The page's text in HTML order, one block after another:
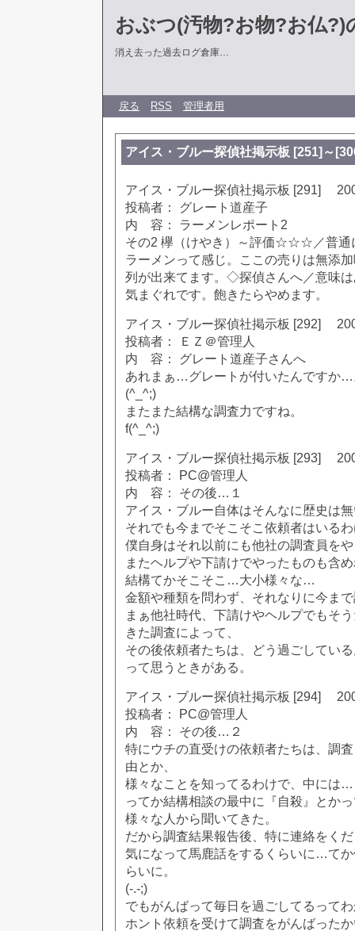
おぶつ(汚物?お物?お仏?)
消え去った過去ログ倉庫…
戻る RSS 管理者用
アイス・ブルー探偵社掲示板 [251]～
アイス・ブルー探偵社掲示板 [291]
投稿者： グレート道産子
内 容： ラーメンレポート2
その2 欅（けやき）～評価☆☆☆／普通
ラーメンって感じ。ここの売りは無添
列が出来てます。◇探偵さんへ／意味
気まぐれです。飽きたらやめます。
アイス・ブルー探偵社掲示板 [292]
投稿者： ＥＺ＠管理人
内 容： グレート道産子さんへ
あれまぁ…グレートが付いたんですか
(^_^;)
またまた結構な調査力ですね。
f(^_^;)
アイス・ブルー探偵社掲示板 [293]
投稿者： PC@管理人
内 容： その後…１
アイス・ブルー自体はそんなに歴史は
それでも今までそこそこ依頼者はいる
僕自身はそれ以前にも他社の調査員を
またヘルプや下請けでやったものも含
結構てかそこそこ…大小様々な…
金額や種類を問わず、それなりに今ま
まぁ他社時代、下請けやヘルプでもそ
きた調査によって、
その後依頼者たちは、どう過ごしてい
って思うときがある。
アイス・ブルー探偵社掲示板 [294]
投稿者： PC@管理人
内 容： その後…２
特にウチの直受けの依頼者たちは、調
由とか、
様々なことを知ってるわけで、中には…
ってか結構相談の最中に『自殺』とか
様々な人から聞いてきた。
だから調査結果報告後、特に連絡をく
気になって馬鹿話をするくらいに…て
らいに。
(-.-;)
でもがんばって毎日を過ごしてるって
ホント依頼を受けて調査をがんばった